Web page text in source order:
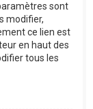
sont
modifier,
ce lien est
en haut des
tous les